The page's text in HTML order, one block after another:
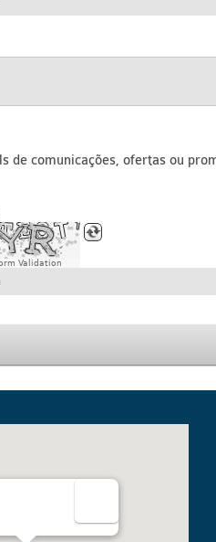
de comunicações, ofertas ou
Validation
do Triunfo, 315 Sala 12